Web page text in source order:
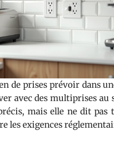
de prises prévoir dans
avec des multiprises au
mais elle ne dit pas
les exigences